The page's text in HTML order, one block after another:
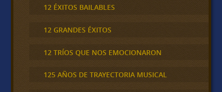
12 ÉXITOS BAILABLES
12 GRANDES ÉXITOS
12 TRÍOS QUE NOS EMOCIONARON
125 AÑOS DE TRAYECTORIA MUSICAL